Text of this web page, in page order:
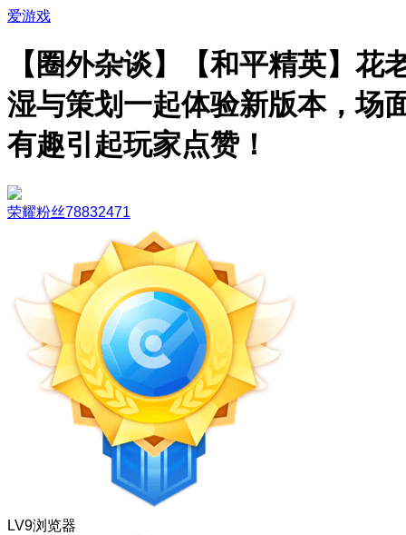
爱游戏
【圈外杂谈】【和平精英】花
湿与策划一起体验新版本，场
有趣引起玩家点赞！
荣耀粉丝78832471
LV9浏览器